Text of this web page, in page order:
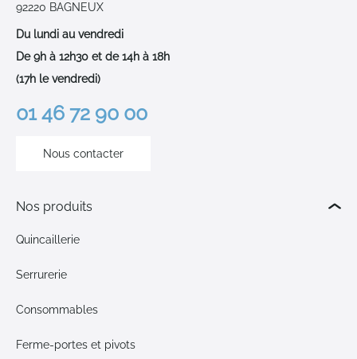
92220 BAGNEUX
Du lundi au vendredi
De 9h à 12h30 et de 14h à 18h
(17h le vendredi)
01 46 72 90 00
Nous contacter
Nos produits
Quincaillerie
Serrurerie
Consommables
Ferme-portes et pivots